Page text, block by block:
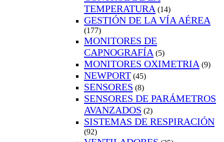
TEMPERATURA (14)
GESTIÓN DE LA VÍA AÉREA
(177)
MONITORES DE
CAPNOGRAFÍA (5)
MONITORES OXIMETRIA (9)
NEWPORT (45)
SENSORES (8)
SENSORES DE PARÁMETROS
AVANZADOS (2)
SISTEMAS DE RESPIRACIÓN
(92)